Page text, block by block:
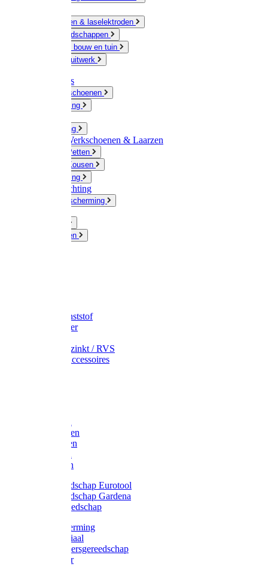
Slijpschijven & laselektroden
Handgereedschappen
IJzerwaren bouw en tuin
Hang en sluitwerk
Disposables
Werkhandschoenen
Regenkleding
Werkkleding
Wandel-/ Werkschoenen & Laarzen
Hoeden / Petten
Sokken / Kousen
Winterkleding
Winkelinrichting
Gelaatsbescherming
Knaagdieren
Emmer kunststof
Schepemmer
Emmer verzinkt / RVS
Regenton accessoires
Gazonharken
Asfaltharken
Hooiharken
Handgereedschap Eurotool
Handgereedschap Gardena
Kindergereedschap
Kniebescherming
Afzetmateriaal
Stratenmakersgereedschap
Straathamer